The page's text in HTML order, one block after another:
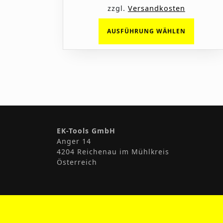
zzgl. Versandkosten
AUSFÜHRUNG WÄHLEN
Dieses
weist
EK-Tools GmbH
Anger 14
4204 Reichenau im Mühlkreis
Österreich